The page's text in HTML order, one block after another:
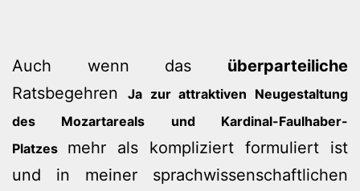
Auch wenn das überparteiliche
Ratsbegehren
Ja zur attraktiven Neugestaltung
des Mozartareals und Kardinal-Faulhaber-
Platzes mehr als kompliziert formuliert ist
und in meiner sprachwissenschaftlichen